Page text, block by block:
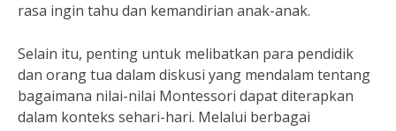
rasa ingin tahu dan kemandirian anak-anak.
Selain itu, penting untuk melibatkan para pendidik
dan orang tua dalam diskusi yang mendalam tentang
bagaimana nilai-nilai Montessori dapat diterapkan
dalam konteks sehari-hari. Melalui berbagai